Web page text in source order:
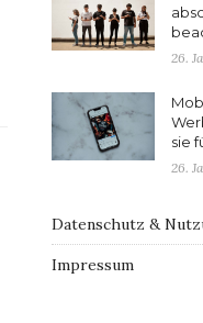
26.
sie
26.
Datenschutz &
Impressum